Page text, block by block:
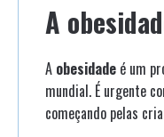
A
A obesidade é um
mundial. É urgente
começando pelas